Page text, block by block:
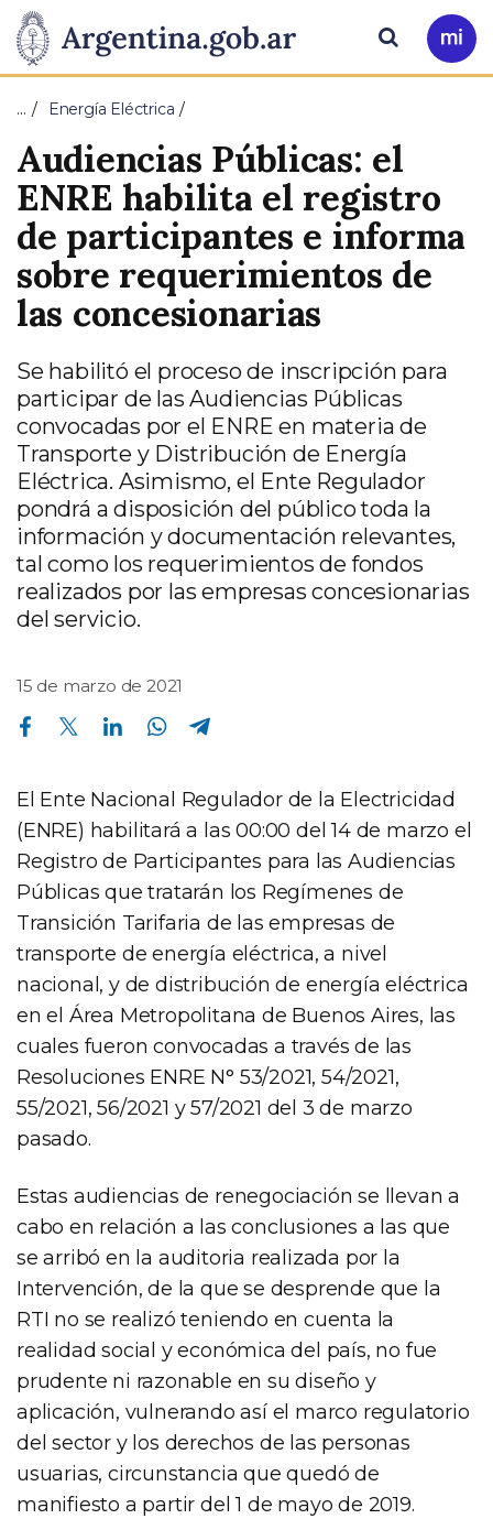
Presidencia
de
Nación
Pasar al contenido principal
Ir
a
Buscar
… Energía Eléctrica
Audiencias Públicas: el
ENRE habilita el registro
de participantes e informa
sobre requerimientos de
las concesionarias
Se habilitó el proceso de inscripción para
participar de las Audiencias Públicas
convocadas por el ENRE en materia de
Transporte y Distribución de Energía
Eléctrica. Asimismo, el Ente Regulador
pondrá a disposición del público toda la
información y documentación relevantes,
tal como los requerimientos de fondos
realizados por las empresas concesionarias
del servicio.
15 de marzo de 2021
Compartir en Facebook Compartir en Twitter Compartir en Linkedin Compartir en Whatsapp
El Ente Nacional Regulador de la Electricidad
(ENRE) habilitará a las 00:00 del 14 de marzo el
Registro de Participantes para las Audiencias
Públicas que tratarán los Regímenes de
Transición Tarifaria de las empresas de
transporte de energía eléctrica, a nivel
nacional, y de distribución de energía eléctrica
en el Área Metropolitana de Buenos Aires, las
cuales fueron convocadas a través de las
Resoluciones ENRE N° 53/2021, 54/2021,
55/2021, 56/2021 y 57/2021 del 3 de marzo
pasado.
Estas audiencias de renegociación se llevan a
cabo en relación a las conclusiones a las que
se arribó en la auditoria realizada por la
Intervención, de la que se desprende que la
RTI no se realizó teniendo en cuenta la
realidad social y económica del país, no fue
prudente ni razonable en su diseño y
aplicación, vulnerando así el marco regulatorio
del sector y los derechos de las personas
usuarias, circunstancia que quedó de
manifiesto a partir del 1 de mayo de 2019.